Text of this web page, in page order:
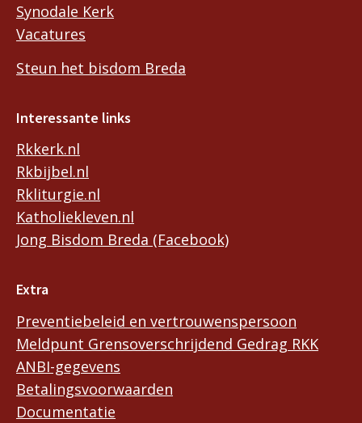
Synodale Kerk
Vacatures
Steun het bisdom Breda
Interessante links
Rkkerk.nl
Rkbijbel.nl
Rkliturgie.nl
Katholiekleven.nl
Jong Bisdom Breda (Facebook)
Extra
Preventiebeleid en vertrouwenspersoon
Meldpunt Grensoverschrijdend Gedrag RKK
ANBI-gegevens
Betalingsvoorwaarden
Documentatie